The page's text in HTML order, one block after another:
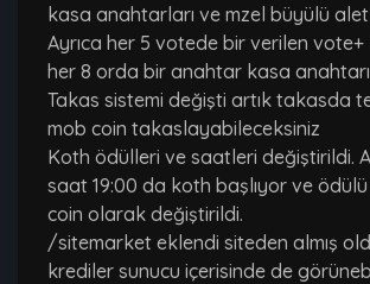
kasa anahtarları ve mzel büyülü
Ayrıca her 5 votede bir verilen vote+
her 8 orda bir anahtar kasa
Takas sistemi değişti artık takasda
mob coin takaslayabileceksiniz
Koth ödülleri ve saatleri değiştirildi.
saat 19:00 da koth başlıyor ve
coin olarak değiştirildi.
/sitemarket eklendi siteden almış
krediler sunucu içerisinde de